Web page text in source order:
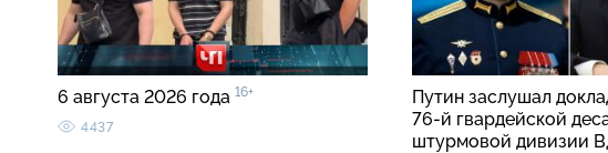
6 августа 2026 года 16+
4437
Путин заслушал
76-й гвардейской
штурмовой дивизии